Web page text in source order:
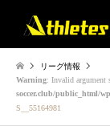
リーグ情報
Warning: Invalid argument
soccer.club/public_html/
S__55164981